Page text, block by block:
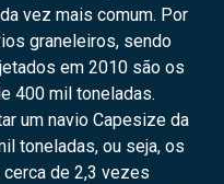
vez mais comum. Por
graneleiros, sendo
em 2010 são os
400 mil toneladas.
um navio Capesize da
toneladas, ou seja, os
de 2,3 vezes